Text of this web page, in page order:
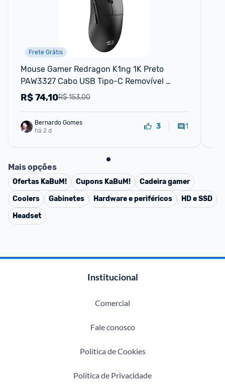
Frete Grátis
Mouse Gamer Redragon K1ng 1K Preto
PAW3327 Cabo USB Tipo-C Removível
12400 DPI M724
R$ 153,00
R$74,10
Bernardo Gomes
há 2 d
3 1
Mais opções
Ofertas KaBuM! Cupons KaBuM!
Cadeira gamer
Coolers
Gabinetes Hardware e periféricos
HD e SSD
Headset
Institucional
Comercial
Fale conosco
Política de Cookies
Política de Privacidade